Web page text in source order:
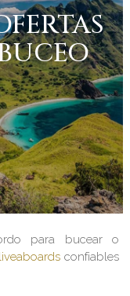
para bucear o
liveaboards confiables